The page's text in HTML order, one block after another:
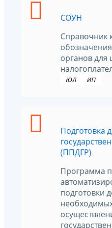
СОУН
Справочник
органов для
ЮЛ ИП
Подготовка
(ППДГР)
Программа
подготовки